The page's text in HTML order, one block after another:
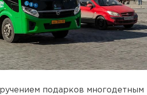
подарков многодетным